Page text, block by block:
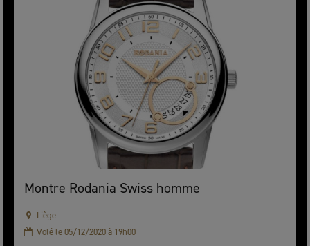
Montre Rodania Swiss homme
Liège
Volé le 05/12/2020 à 19h00